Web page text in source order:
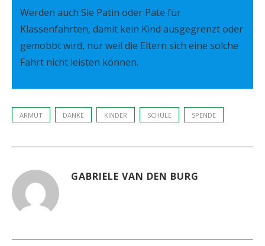
Werden auch Sie Patin oder Pate für
Klassenfahrten, damit kein Kind ausgegrenzt oder
gemobbt wird, nur weil die Eltern sich eine solche
Fahrt nicht leisten können.
ARMUT DANKE KINDER SCHULE SPENDE
GABRIELE VAN DEN BURG